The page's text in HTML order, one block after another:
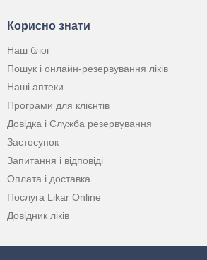
Корисно знати
Наш блог
Пошук і онлайн-резервування ліків
Наші аптеки
Програми для клієнтів
Довідка і Служба резервування
Застосунок
Запитання і відповіді
Оплата і доставка
Послуга Likar Online
Довідник ліків